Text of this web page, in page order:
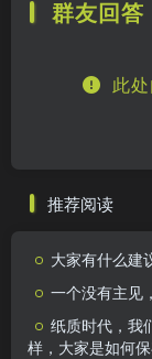
群友回答
此
推荐阅读
大家有什么建
一个没有主见
纸质时代，我
样，大家是如何